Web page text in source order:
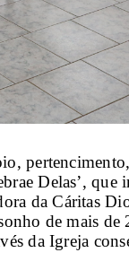
Delas’, que
da Cáritas
de mais
da Igreja